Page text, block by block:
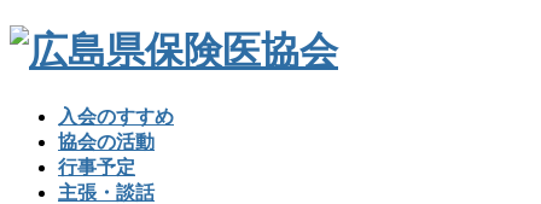
入会のすすめ
協会の活動
行事予定
主張・談話